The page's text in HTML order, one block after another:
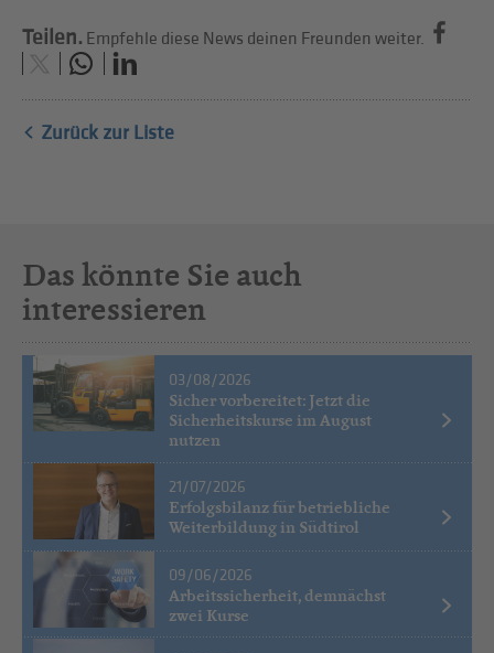
Teilen. Empfehle diese News deinen Freunden weiter.
Zurück zur Liste
Das könnte Sie auch
interessieren
03/08/2026
Sicher vorbereitet: Jetzt die
Sicherheitskurse im August
nutzen
21/07/2026
Erfolgsbilanz für betriebliche
Weiterbildung in Südtirol
09/06/2026
Arbeitssicherheit, demnächst
zwei Kurse